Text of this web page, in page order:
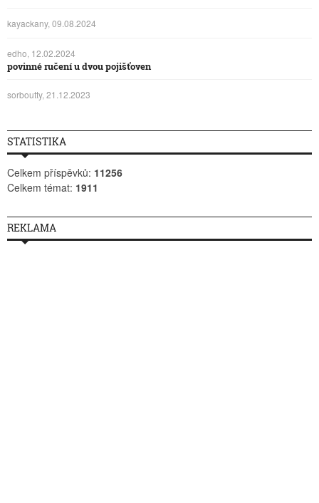
kayackany, 09.08.2024
edho, 12.02.2024
povinné ručení u dvou pojišťoven
sorboutty, 21.12.2023
STATISTIKA
Celkem příspěvků: 11256
Celkem témat: 1911
REKLAMA